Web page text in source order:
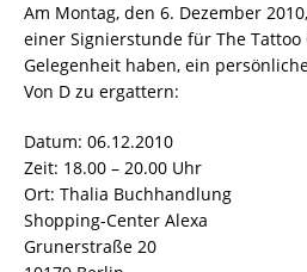
Am Montag, den 6. Dezember
einer Signierstunde für The
Gelegenheit haben, ein
Von D zu ergattern:
Datum: 06.12.2010
Zeit: 18.00 – 20.00 Uhr
Ort: Thalia Buchhandlung
Shopping-Center Alexa
Grunerstraße 20